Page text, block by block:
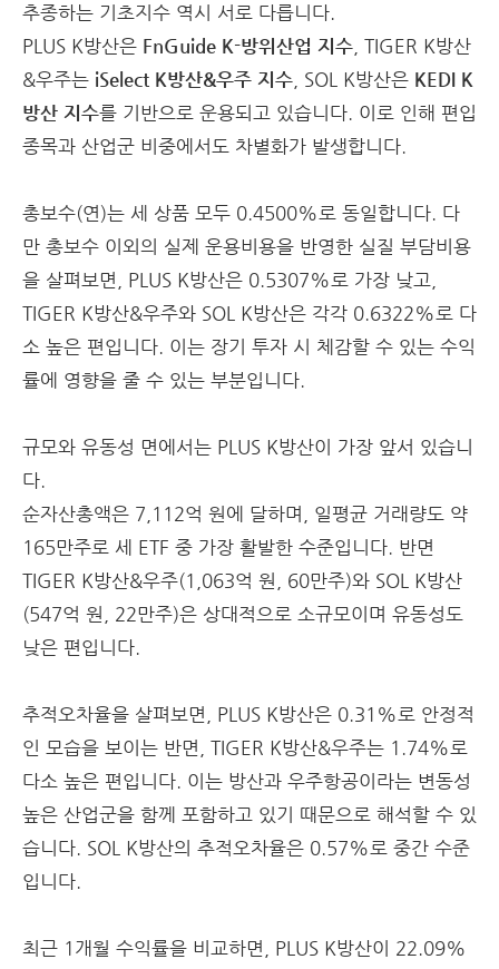
추종하는 기초지수 역시 서로 다릅니다.
PLUS K방산은 FnGuide K-방위산업 지수 , TIGER K방산
&우주는 iSelect K방산&우주 지수 , SOL K방산은 KEDI K
방산 지수를 기반으로 운용되고 있습니다. 이로 인해 편입
종목과 산업군 비중에서도 차별화가 발생합니다.
총보수(연)는 세 상품 모두 0.4500%로 동일합니다. 다
만 총보수 이외의 실제 운용비용을 반영한 실질 부담비용
을 살펴보면, PLUS K방산은 0.5307%로 가장 낮고,
TIGER K방산&우주와 SOL K방산은 각각 0.6322%로 다
소 높은 편입니다. 이는 장기 투자 시 체감할 수 있는 수익
률에 영향을 줄 수 있는 부분입니다.
규모와 유동성 면에서는 PLUS K방산이 가장 앞서 있습니
다.
순자산총액은 7,112억 원에 달하며, 일평균 거래량도 약
165만주로 세 ETF 중 가장 활발한 수준입니다. 반면
TIGER K방산&우주(1,063억 원, 60만주)와 SOL K방산
(547억 원, 22만주)은 상대적으로 소규모이며 유동성도
낮은 편입니다.
추적오차율을 살펴보면, PLUS K방산은 0.31%로 안정적
인 모습을 보이는 반면, TIGER K방산&우주는 1.74%로
다소 높은 편입니다. 이는 방산과 우주항공이라는 변동성
높은 산업군을 함께 포함하고 있기 때문으로 해석할 수 있
습니다. SOL K방산의 추적오차율은 0.57%로 중간 수준
입니다.
최근 1개월 수익률을 비교하면, PLUS K방산이 22.09%